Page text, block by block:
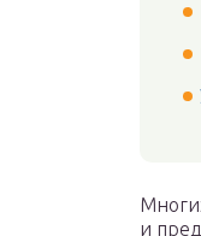
и